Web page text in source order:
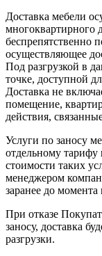
Доставка мебели
многоквартирного
беспрепятственно
осуществляющее
Под разгрузкой в
точке, доступной
Доставка не
помещение,
действия,
Услуги по заносу
отдельному тарифу
стоимости таких
менеджером
заранее до момента
При отказе
заносу, доставка
разгрузки.